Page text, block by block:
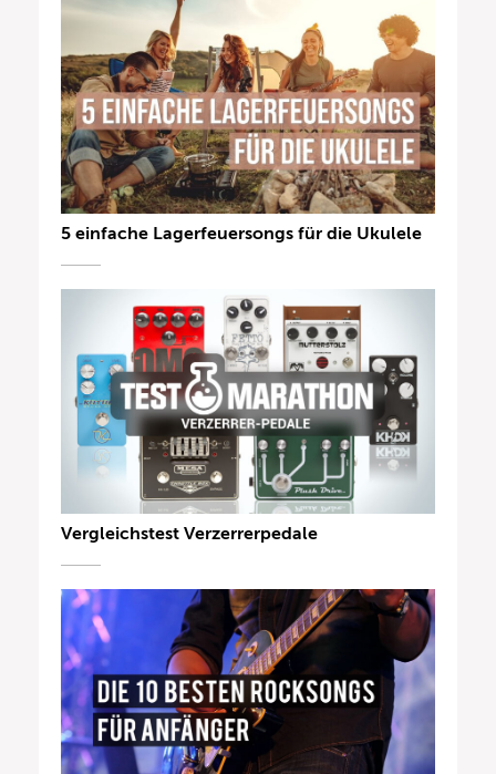
5 einfache Lagerfeuersongs für die Ukulele
Vergleichstest Verzerrerpedale